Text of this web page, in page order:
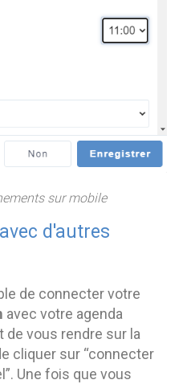
sur mobile
d'autres
de connecter votre
avec votre agenda
de vous rendre sur la
cliquer sur “connecter
Une fois que vous